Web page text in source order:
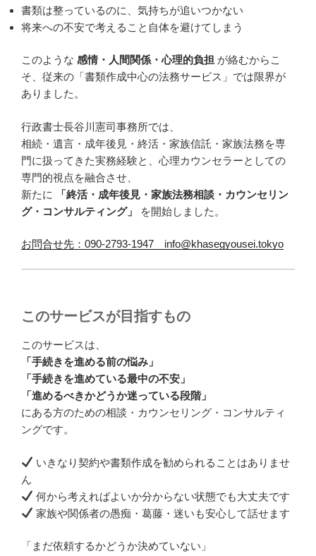
書類は整っているのに、気持ちが追いつかない
将来への不安で考えること自体を避けてしまう
このような 感情・人間関係・心理的負担 が絡むからこ
そ、従来の「書類作成中心の法務サービス」では限界が
ありました。
行政書士長谷川憲司事務所では、
相続・遺言・成年後見・終活・家族信託・家族法務を専
門に扱ってきた実務経験と、心理カウンセラーとしての
専門的視点を融合させ、
新たに
「終活・成年後見・家族法務相談・カウンセリン
グ・コンサルティング」
を開始しました。
お問合せ先：090-2793-1947 info@khasegyousei.tokyo
このサービスが目指すもの
このサービスは、
「手続きを進める前の悩み」
「手続きを進めている最中の不安」
「進めるべきかどうか迷っている段階」
にある方のための相談・カウンセリング・コンサルティ
ングです。
いきなり契約や書類作成を勧められることはありませ
ん
何から考えればよいか分からない状態でも大丈夫です
家族や関係者の愚痴・葛藤・迷いも安心して話せます
「まだ依頼するかどうか決めていない」